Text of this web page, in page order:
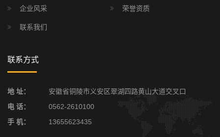
企业风采 荣誉资质
联系我们
联系方式
地 址：
安徽省铜陵市义安区翠湖四路黄山大道交叉口
电 话：
0562-2610100
手 机：
13655623435